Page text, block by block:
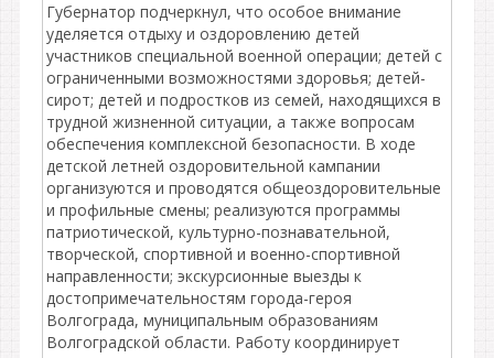
Губернатор подчеркнул, что особое внимание
уделяется отдыху и оздоровлению детей
участников специальной военной операции; детей с
ограниченными возможностями здоровья; детей-
сирот; детей и подростков из семей, находящихся в
трудной жизненной ситуации, а также вопросам
обеспечения комплексной безопасности. В ходе
детской летней оздоровительной кампании
организуются и проводятся общеоздоровительные
и профильные смены; реализуются программы
патриотической, культурно-познавательной,
творческой, спортивной и военно-спортивной
направленности; экскурсионные выезды к
достопримечательностям города-героя
Волгограда, муниципальным образованиям
Волгоградской области. Работу координирует